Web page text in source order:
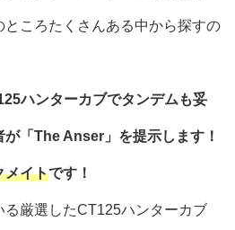
ころたくさんある中から探すの
ハンターカブでタンデムも妥
「The Anser」を提示します！
メイトです！
厳選したCT125ハンターカブ